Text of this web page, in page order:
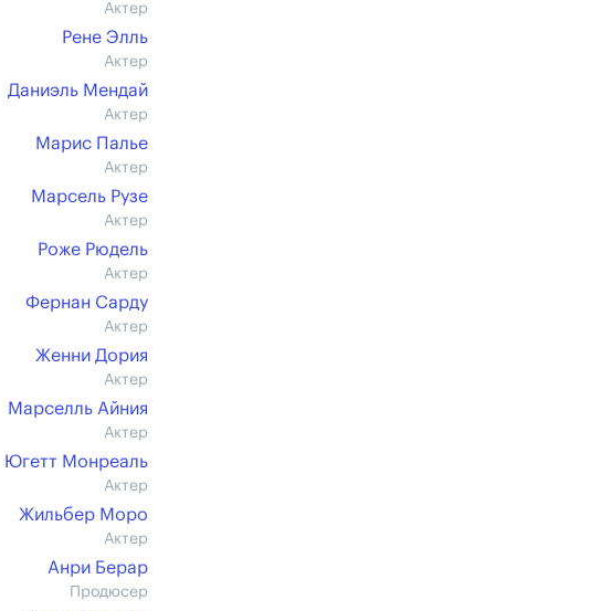
Актер
Рене Элль
Актер
Даниэль Мендай
Актер
Марис Палье
Актер
Марсель Рузе
Актер
Роже Рюдель
Актер
Фернан Сарду
Актер
Женни Дория
Актер
Марселль Айния
Актер
Югетт Монреаль
Актер
Жильбер Моро
Актер
Анри Берар
Продюсер